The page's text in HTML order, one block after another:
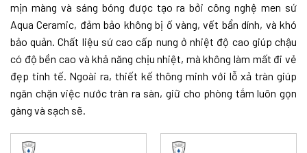
mịn màng và sáng bóng được tạo ra bởi công nghệ men sứ
Aqua Ceramic, đảm bảo không bị ố vàng, vết bẩn dính, và khó
bảo quản. Chất liệu sứ cao cấp nung ở nhiệt độ cao giúp chậu
có độ bền cao và khả năng chịu nhiệt, mà không làm mất đi vẻ
đẹp tinh tế. Ngoài ra, thiết kế thông minh với lỗ xả tràn giúp
ngăn chặn việc nước tràn ra sàn, giữ cho phòng tắm luôn gọn
gàng và sạch sẽ.